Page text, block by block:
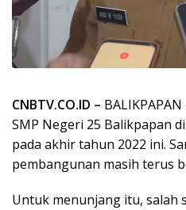
CNBTV.CO.ID –
SMP Negeri 25 Balikpapan
pada akhir tahun 2022 ini.
pembangunan masih terus
Untuk menunjang itu,